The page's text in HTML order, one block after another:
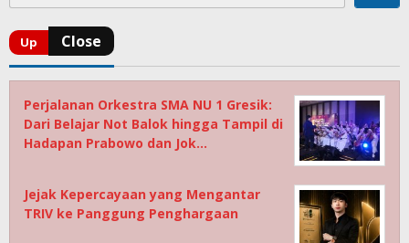
Perjalanan Orkestra SMA NU 1 Gresik:
Dari Belajar Not Balok hingga Tampil di
Hadapan Prabowo dan Jok…
Jejak Kepercayaan yang Mengantar
TRIV ke Panggung Penghargaan